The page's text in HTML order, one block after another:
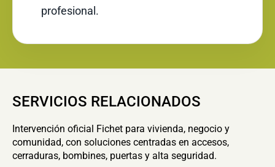
profesional.
SERVICIOS RELACIONADOS
Intervención oficial Fichet para vivienda, negocio y
comunidad, con soluciones centradas en accesos,
cerraduras, bombines, puertas y alta seguridad.